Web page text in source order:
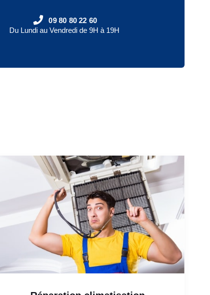
09 80 80 22 60
Du Lundi au Vendredi de 9H à 19H